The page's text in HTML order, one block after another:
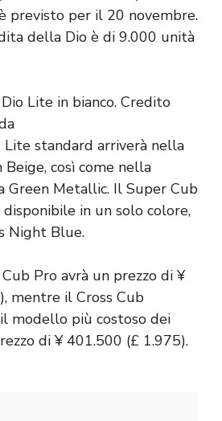
previsto per il 20 novembre.
della Dio è di 9.000 unità
standard arriverà nella
così come nella
Green Metallic. Il Super Cub
in un solo colore,
Night Blue.
Pro avrà un prezzo di ¥
mentre il Cross Cub
modello più costoso dei
di ¥ 401.500 (£ 1.975).